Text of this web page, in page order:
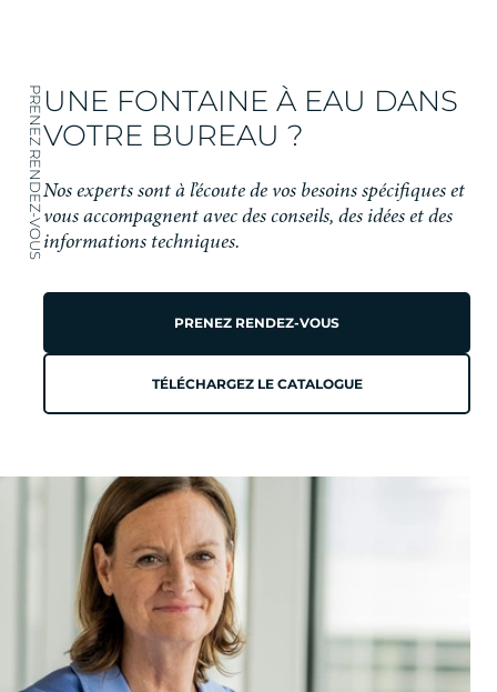
PRENEZ RENDEZ-VOUSUNE FONTAINE À EAU DANS
VOTRE BUREAU ?
Nos experts sont à l’écoute de vos besoins spécifiques et
vous accompagnent avec des conseils, des idées et des
informations techniques.
PRENEZ RENDEZ-VOUS
TÉLÉCHARGEZ LE CATALOGUE